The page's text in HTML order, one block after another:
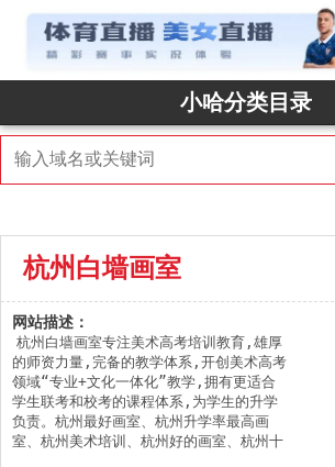
小哈分类目录
杭州白墙画室
网站描述：
杭州白墙画室专注美术高考培训教育,雄厚
的师资力量,完备的教学体系,开创美术高考
领域“专业+文化一体化”教学,拥有更适合
学生联考和校考的课程体系,为学生的升学
负责。杭州最好画室、杭州升学率最高画
室、杭州美术培训、杭州好的画室、杭州十